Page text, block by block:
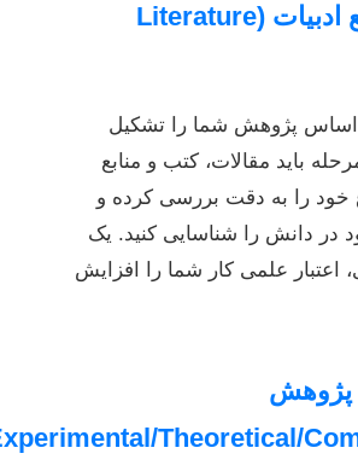
2. مرور جامع ادبیات (Literature
پژوهش شما را تشکیل
باید مقالات، کتب و منابع
را به دقت بررسی کرده و
دانش را شناسایی کنید. یک
علمی کار شما را افزایش